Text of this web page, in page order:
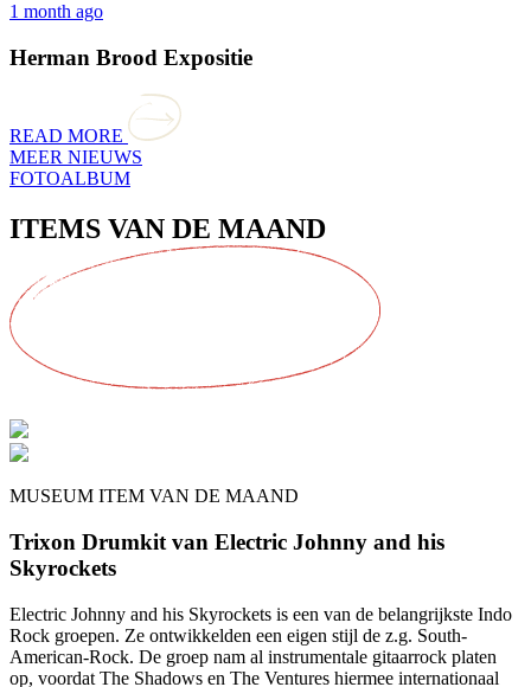
1 month ago
Herman Brood Expositie
READ MORE
MEER NIEUWS
FOTOALBUM
ITEMS VAN DE MAAND
MUSEUM ITEM VAN DE MAAND
Trixon Drumkit van Electric Johnny and his
Skyrockets
Electric Johnny and his Skyrockets is een van de belangrijkste Indo
Rock groepen. Ze ontwikkelden een eigen stijl de z.g. South-
American-Rock. De groep nam al instrumentale gitaarrock platen
op, voordat The Shadows en The Ventures hiermee internationaal